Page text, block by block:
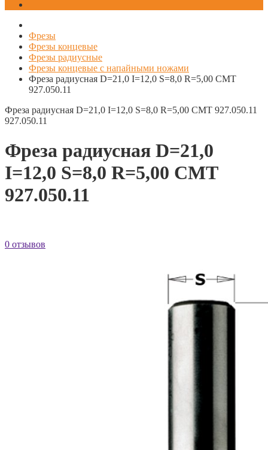
Фрезы
Фрезы концевые
Фрезы радиусные
Фрезы концевые с напайными ножами
Фреза радиусная D=21,0 I=12,0 S=8,0 R=5,00 CMT
927.050.11
Фреза радиусная D=21,0 I=12,0 S=8,0 R=5,00 CMT 927.050.11
927.050.11
Фреза радиусная D=21,0
I=12,0 S=8,0 R=5,00 CMT
927.050.11
0 отзывов